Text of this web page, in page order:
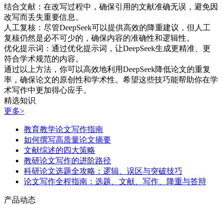
结合文献：在改写过程中，确保引用的文献准确无误，避免因
改写而丢失重要信息。
人工复核：尽管DeepSeek可以提供高效的降重建议，但人工
复核仍然是必不可少的，确保内容的准确性和逻辑性。
优化提示词：通过优化提示词，让DeepSeek生成更精准、更
符合学术规范的内容。
通过以上方法，你可以高效地利用DeepSeek降低论文的重复
率，确保论文的原创性和学术性。希望这些技巧能帮助你在学
术写作中更加得心应手。
精选知识
更多>
教育教学论文写作指南
如何撰写高质量论文摘要
文献综述的四大策略
教研论文写作的进阶路径
科研论文选题全攻略：逻辑、误区与突破技巧
论文写作全程指南：选题、文献、写作、降重与答辩
产品动态